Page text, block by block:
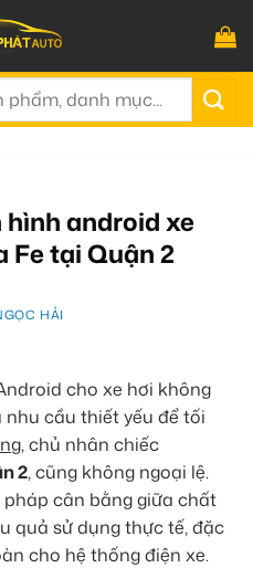
hình android xe
Fe tại Quận 2
HẢI
cho xe hơi không
cầu thiết yếu để tối
, chủ nhân chiếc
2, cũng không ngoại lệ.
cân bằng giữa chất
quả sử dụng thực tế, đặc
cho hệ thống điện xe.